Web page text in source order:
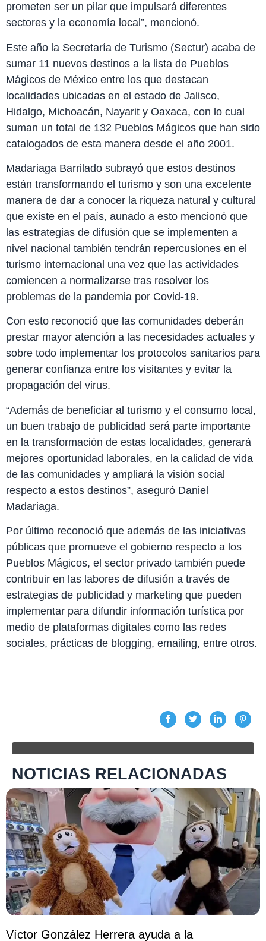
prometen ser un pilar que impulsará diferentes
sectores y la economía local”, mencionó.
Este año la Secretaría de Turismo (Sectur) acaba de
sumar 11 nuevos destinos a la lista de Pueblos
Mágicos de México entre los que destacan
localidades ubicadas en el estado de Jalisco,
Hidalgo, Michoacán, Nayarit y Oaxaca, con lo cual
suman un total de 132 Pueblos Mágicos que han sido
catalogados de esta manera desde el año 2001.
Madariaga Barrilado subrayó que estos destinos
están transformando el turismo y son una excelente
manera de dar a conocer la riqueza natural y cultural
que existe en el país, aunado a esto mencionó que
las estrategias de difusión que se implementen a
nivel nacional también tendrán repercusiones en el
turismo internacional una vez que las actividades
comiencen a normalizarse tras resolver los
problemas de la pandemia por Covid-19.
Con esto reconoció que las comunidades deberán
prestar mayor atención a las necesidades actuales y
sobre todo implementar los protocolos sanitarios para
generar confianza entre los visitantes y evitar la
propagación del virus.
“Además de beneficiar al turismo y el consumo local,
un buen trabajo de publicidad será parte importante
en la transformación de estas localidades, generará
mejores oportunidad laborales, en la calidad de vida
de las comunidades y ampliará la visión social
respecto a estos destinos”, aseguró Daniel
Madariaga.
Por último reconoció que además de las iniciativas
públicas que promueve el gobierno respecto a los
Pueblos Mágicos, el sector privado también puede
contribuir en las labores de difusión a través de
estrategias de publicidad y marketing que pueden
implementar para difundir información turística por
medio de plataformas digitales como las redes
sociales, prácticas de blogging, emailing, entre otros.
NOTICIAS RELACIONADAS
Víctor González Herrera ayuda a la